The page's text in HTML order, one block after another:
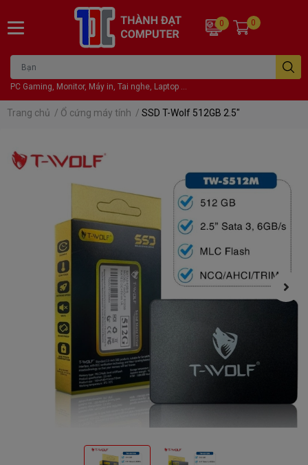
PC Gaming, Monitor, Máy in, Tai nghe, Laptop ...
0 0
Trang chủ / Ổ cứng máy tính / SSD T-Wolf 512GB 2.5"